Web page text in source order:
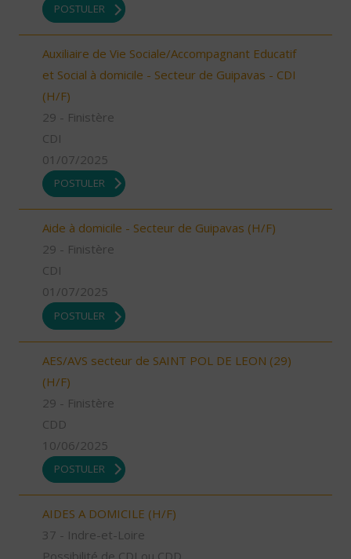
POSTULER
Auxiliaire de Vie Sociale/Accompagnant Educatif
et Social à domicile - Secteur de Guipavas - CDI
(H/F)
29 - Finistère
CDI
01/07/2025
POSTULER
Aide à domicile - Secteur de Guipavas (H/F)
29 - Finistère
CDI
01/07/2025
POSTULER
AES/AVS secteur de SAINT POL DE LEON (29)
(H/F)
29 - Finistère
CDD
10/06/2025
POSTULER
AIDES A DOMICILE (H/F)
37 - Indre-et-Loire